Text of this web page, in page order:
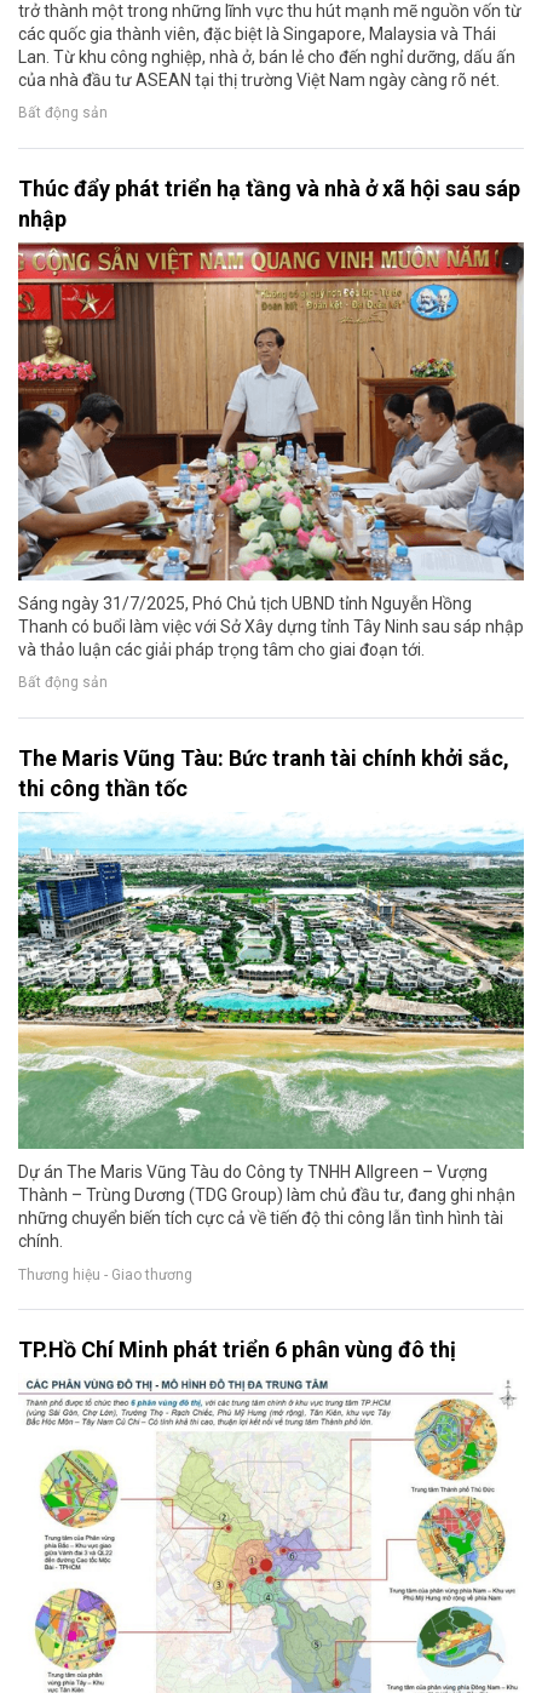
trở thành một trong những lĩnh vực thu hút mạnh mẽ nguồn vốn từ
các quốc gia thành viên, đặc biệt là Singapore, Malaysia và Thái
Lan. Từ khu công nghiệp, nhà ở, bán lẻ cho đến nghỉ dưỡng, dấu ấn
của nhà đầu tư ASEAN tại thị trường Việt Nam ngày càng rõ nét.
Bất động sản
Thúc đẩy phát triển hạ tầng và nhà ở xã hội sau sáp
nhập
Sáng ngày 31/7/2025, Phó Chủ tịch UBND tỉnh Nguyễn Hồng
Thanh có buổi làm việc với Sở Xây dựng tỉnh Tây Ninh sau sáp nhập
và thảo luận các giải pháp trọng tâm cho giai đoạn tới.
Bất động sản
The Maris Vũng Tàu: Bức tranh tài chính khởi sắc,
thi công thần tốc
Dự án The Maris Vũng Tàu do Công ty TNHH Allgreen – Vượng
Thành – Trùng Dương (TDG Group) làm chủ đầu tư, đang ghi nhận
những chuyển biến tích cực cả về tiến độ thi công lẫn tình hình tài
chính.
Thương hiệu - Giao thương
TP.Hồ Chí Minh phát triển 6 phân vùng đô thị